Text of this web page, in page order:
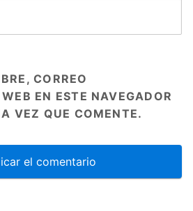
CORREO
EN ESTE NAVEGADOR
VEZ QUE COMENTE.